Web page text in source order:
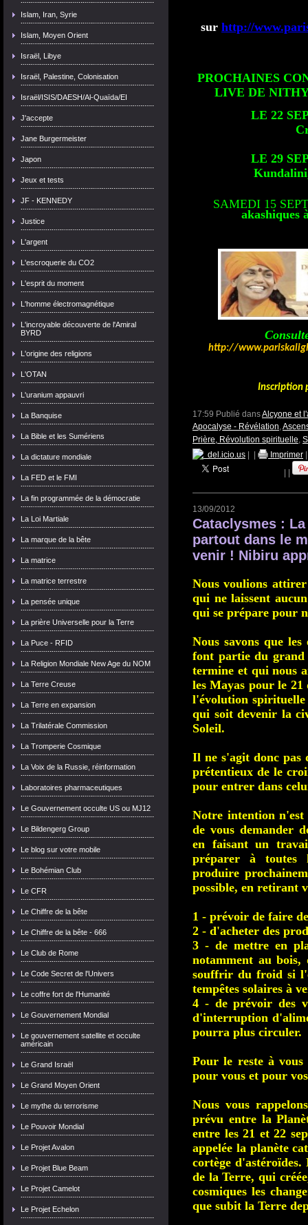
Islam, Iran, Syrie
Islam, Moyen Orient
Israël, Libye
Israël, Palestine, Colonisation
Israël/ISIS/DAESH/Al-Quaïda/EI
J'accepte
Jane Burgermeister
Japon
Jeux et tests
JF - KENNEDY
Justice
L'argent
L'escroquerie du CO2
L'esprit du moment
L'homme électromagnétique
L'incroyable découverte de l'Amiral
BYRD
L'origine des religions
L'OTAN
L'uranium appauvri
La Banquise
La Bible et les Sumériens
La dictature mondiale
La FED et le FMI
La fin programmée de la démocratie
La Loi Martiale
La marque de la bête
La matrice
La matrice terrestre
La pensée unique
La prière Universelle pour la Terre
La Puce - RFID
La Religion Mondiale New Age du NOM
La Terre Creuse
La Terre en expansion
La Trilatérale Commission
La Tromperie Cosmique
La Voix de la Russie, réinformation
Laboratoires pharmaceutiques
Le Gouvernement occulte US ou MJ12
Le Bildengerg Group
Le blog sur votre mobile
Le Bohémian Club
Le CFR
Le Chiffre de la bête
Le Chiffre de la bête - 666
Le Club de Rome
Le Code Secret de l'Univers
Le coffre fort de l'Humanité
Le Gouvernement Mondial
Le gouvernement satellite et occulte
américain
Le Grand Israël
Le Grand Moyen Orient
Le mythe du terrorisme
Le Pouvoir Mondial
Le Projet Avalon
Le Projet Blue Beam
Le Projet Camelot
Le Projet Echelon
sur http://www.pari
PROCHAINES
LIVE DE
LE 22
LE 29
SAMEDI 15
akashiques
http://
Inscription
17:59 Publié dansAlcyone et
Apocalyse - Révélation,
Prière, Révolution spirituelle,
del.icio.us
Imprimer
13/09/2012
Cataclysmes :
partout dans le
venir ! Nibiru
Nous voulions
qui ne laissent
qui se prépare pour
Nous savons que les
font partie du grand
termine et qui nous
les Mayas pour le 21
l'évolution
qui soit devenir la
Soleil.
Il ne s'agit donc pas
prétentieux de le
pour entrer dans
Notre intention n'est
de vous demander
en faisant un
préparer à toutes
produire
possible, en retirant
1 - prévoir de faire
2 - d'acheter des
3 - de mettre en
notamment au
souffrir du froid si
tempêtes solaires à
4 - de prévoir des
d'interruption
pourra plus circuler.
Pour le reste à
pour vous et pour
Nous vous
prévu entre la
entre les 21 et 22
appelée la planète
cortège d'astéroïdes.
de la Terre, qui
cosmiques les
que subit la Terre